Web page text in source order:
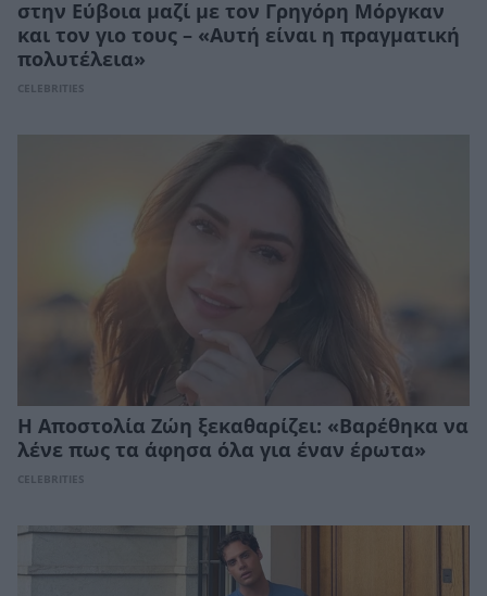
στην Εύβοια μαζί με τον Γρηγόρη Μόργκαν
και τον γιο τους – «Αυτή είναι η πραγματική
πολυτέλεια»
CELEBRITIES
Η Αποστολία Ζώη ξεκαθαρίζει: «Βαρέθηκα να
λένε πως τα άφησα όλα για έναν έρωτα»
CELEBRITIES